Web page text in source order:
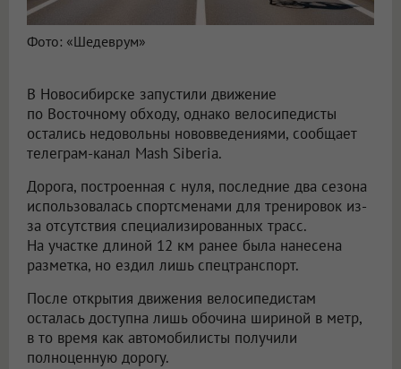
Фото: «Шедеврум»
В Новосибирске запустили движение
по Восточному обходу, однако велосипедисты
остались недовольны нововведениями, сообщает
телеграм-канал Mash Siberia.
Дорога, построенная с нуля, последние два сезона
использовалась спортсменами для тренировок из-
за отсутствия специализированных трасс.
На участке длиной 12 км ранее была нанесена
разметка, но ездил лишь спецтранспорт.
После открытия движения велосипедистам
осталась доступна лишь обочина шириной в метр,
в то время как автомобилисты получили
полноценную дорогу.